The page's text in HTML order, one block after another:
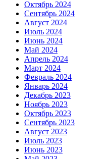
Октябрь 2024
Сентябрь 2024
Август 2024
Июль 2024
Июнь 2024
Май 2024
Апрель 2024
Март 2024
Февраль 2024
Январь 2024
Декабрь 2023
Ноябрь 2023
Октябрь 2023
Сентябрь 2023
Август 2023
Июль 2023
Июнь 2023